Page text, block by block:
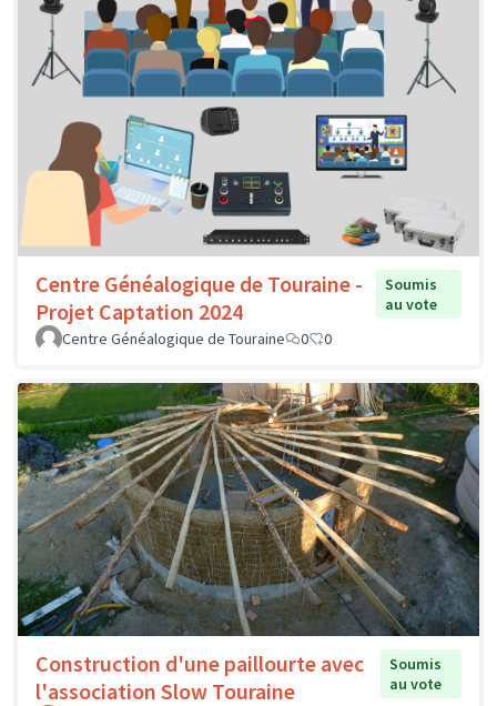
Centre Généalogique de Touraine -
Projet Captation 2024
Soumis
au vote
Centre Généalogique de Touraine
0 0
Construction d'une paillourte avec
l'association Slow Touraine
Soumis
au vote